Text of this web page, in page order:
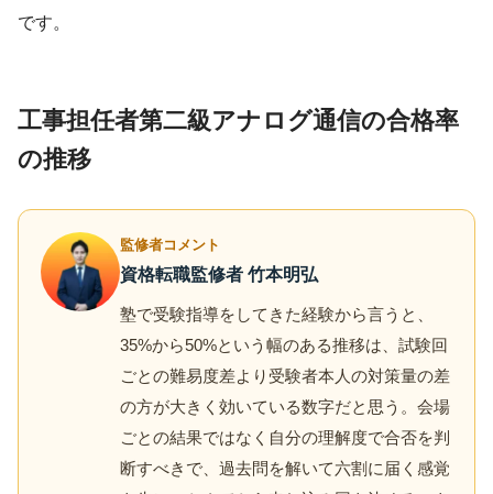
です。
工事担任者第二級アナログ通信の合格率
の推移
監修者コメント
資格転職監修者 竹本明弘
塾で受験指導をしてきた経験から言うと、
35%から50%という幅のある推移は、試験回
ごとの難易度差より受験者本人の対策量の差
の方が大きく効いている数字だと思う。会場
ごとの結果ではなく自分の理解度で合否を判
断すべきで、過去問を解いて六割に届く感覚